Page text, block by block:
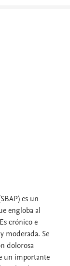
es un
engloba al
crónico e
moderada. Se
dolorosa
un importante